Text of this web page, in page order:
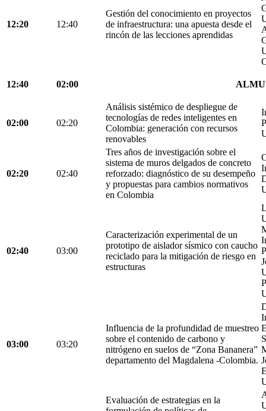
12:20 12:40
Gestión del conocimiento en proyectos
de infraestructura: una apuesta desde el
rincón de las lecciones aprendidas
12:40 02:00
02:00 02:20
Análisis sistémico de despliegue de
tecnologías de redes inteligentes en
Colombia: generación con recursos
renovables
02:20 02:40
Tres años de investigación sobre el
sistema de muros delgados de concreto
reforzado: diagnóstico de su desempeño
y propuestas para cambios normativos
en Colombia
02:40 03:00
Caracterización experimental de un
prototipo de aislador sísmico con caucho
reciclado para la mitigación de riesgo en
estructuras
03:00 03:20
Influencia de la profundidad de muestreo
sobre el contenido de carbono y
nitrógeno en suelos de “Zona Bananera”
departamento del Magdalena -Colombia.
Evaluación de estrategias en la